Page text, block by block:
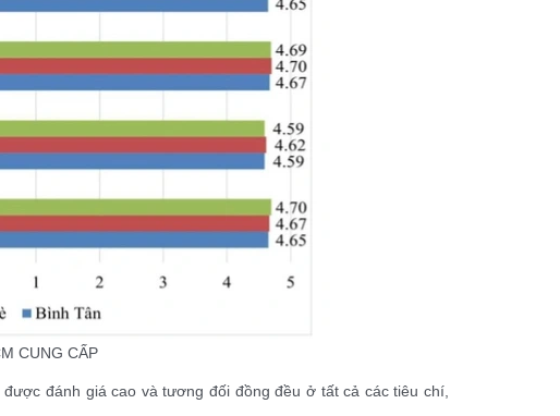
CUNG CẤP
đánh giá cao và tương đối đồng đều ở tất cả các tiêu chí,